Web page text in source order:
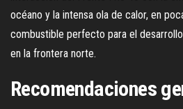
océano y la intensa ola de calor, en
combustible perfecto para el
en la frontera norte.
Recomendaciones